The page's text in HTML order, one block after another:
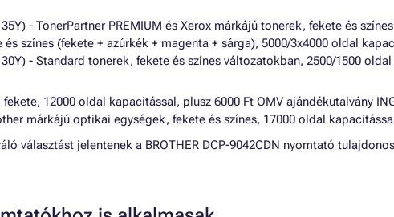
- TonerPartner PREMIUM és Xerox márkájú tonerek, fekete és
színes (fekete + azúrkék + magenta + sárga), 5000/3x4000 oldal
- Standard tonerek, fekete és színes változatokban, 2500/1500
12000 oldal kapacitással, plusz 6000 Ft OMV ajándékutalvány
márkájú optikai egységek, fekete és színes, 17000 oldal
választást jelentenek a BROTHER DCP-9042CDN nyomtató